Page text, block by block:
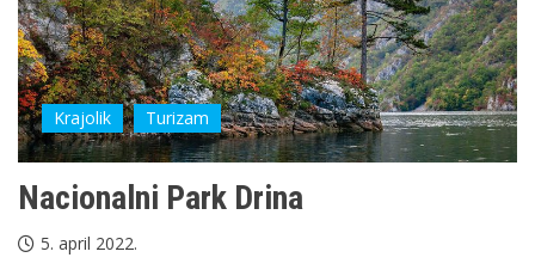
Krajolik Turizam
Nacionalni Park Drina
5. april 2022.